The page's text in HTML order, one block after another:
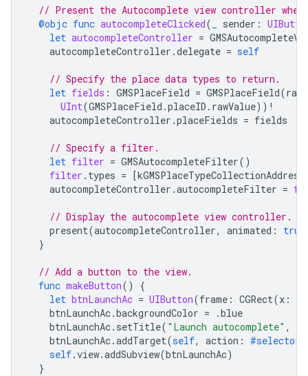
// Present the Autocomplete view controller
@objc func autocompleteClicked( sender :
let autocompleteController =
autocompleteController .delegate = self
// Specify the place data types to return.
let fields : GMSPlaceField = GMSPlaceField(
UInt(GMSPlaceField .placeID . rawValue)) !
autocompleteController .placeFields = fields
// Specify a filter.
let filter = GMSAutocompleteFilter()
filter . types = [kGMSPlaceTypeCollectionAddress
autocompleteController .autocompleteFilter =
// Display the autocomplete view controller.
present(autocompleteController, animated : true
}
// Add a button to the view.
func makeButton()
{
let btnLaunchAc = UIButton(frame : CGRect(x :
btnLaunchAc.backgroundColor = .blue
btnLaunchAc. setTitle( "Launch autocomplete" ,
btnLaunchAc.addTarget(self, action : #selector
self.view.addSubview(btnLaunchAc)
}